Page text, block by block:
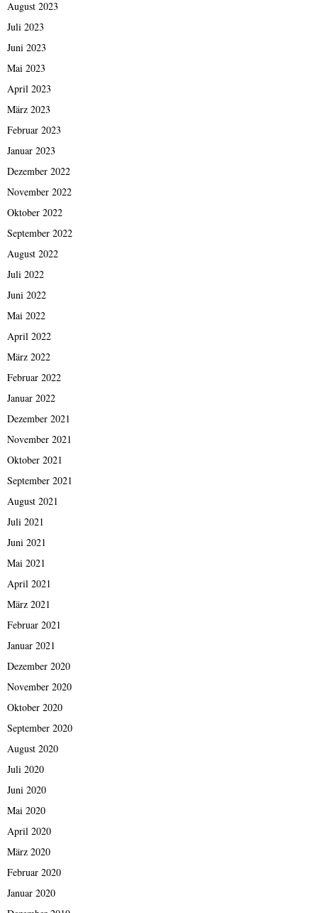
August 2023
Juli 2023
Juni 2023
Mai 2023
April 2023
März 2023
Februar 2023
Januar 2023
Dezember 2022
November 2022
Oktober 2022
September 2022
August 2022
Juli 2022
Juni 2022
Mai 2022
April 2022
März 2022
Februar 2022
Januar 2022
Dezember 2021
November 2021
Oktober 2021
September 2021
August 2021
Juli 2021
Juni 2021
Mai 2021
April 2021
März 2021
Februar 2021
Januar 2021
Dezember 2020
November 2020
Oktober 2020
September 2020
August 2020
Juli 2020
Juni 2020
Mai 2020
April 2020
März 2020
Februar 2020
Januar 2020